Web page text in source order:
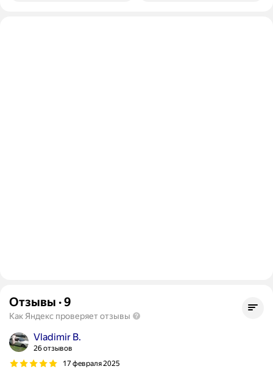
Отзывы ·9
Как Яндекс проверяет отзывы
Vladimir B.
26 отзывов
17 февраля 2025